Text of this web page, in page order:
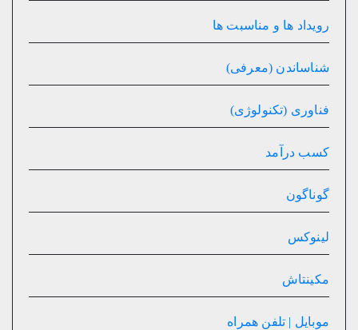
رویداد ها و مناسبت ها
شناساندن (معرفی)
فناوری (تکنولوژی)
کسب درآمد
گوناگون
لینوکس
مکینتاش
موبایل | تلفن همراه